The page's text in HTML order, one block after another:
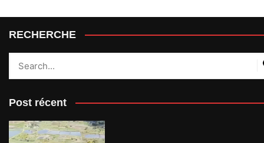
RECHERCHE
Post récent